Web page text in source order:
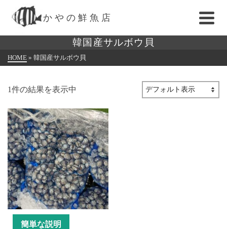
かやの鮮魚店
韓国産サルボウ貝
HOME » 韓国産サルボウ貝
1件の結果を表示中
簡単な説明